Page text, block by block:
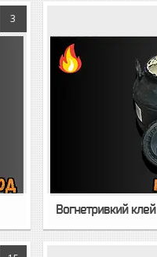
3
Вогнетривкий клей